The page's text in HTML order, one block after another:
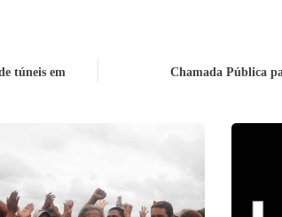
túneis em
Chamada Pública